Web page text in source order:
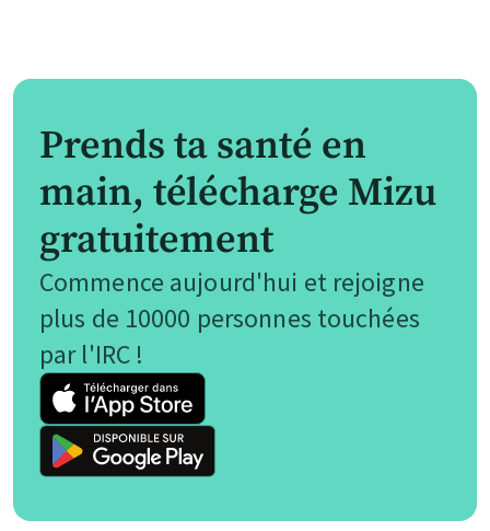
Prends ta santé en
main, télécharge Mizu
gratuitement
Commence aujourd'hui et rejoigne
plus de 10000 personnes touchées
par l'IRC !